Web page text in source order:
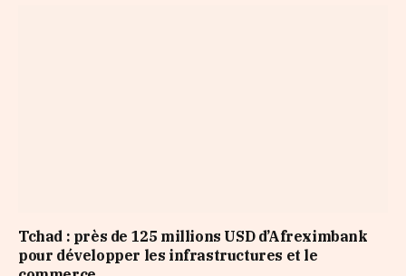
Tchad : près de 125 millions USD d’Afreximbank
pour développer les infrastructures et le